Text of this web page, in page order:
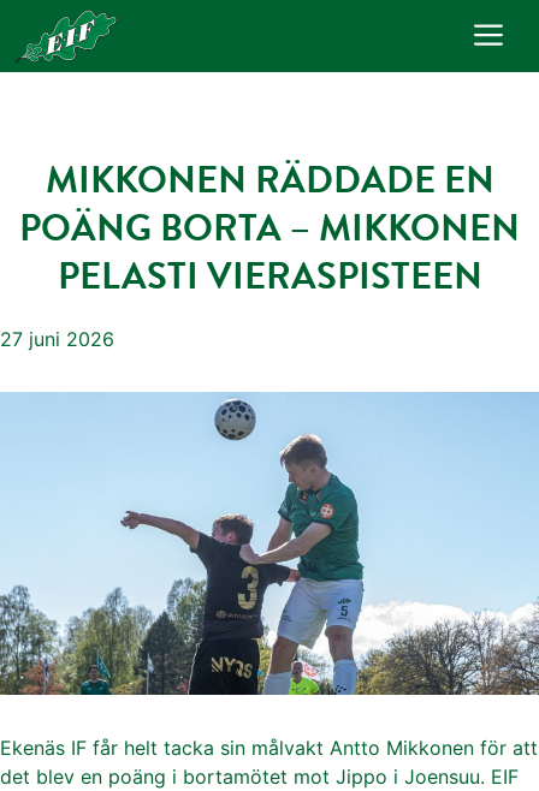
innehåll
MIKKONEN RÄDDADE EN
POÄNG BORTA – MIKKONEN
PELASTI VIERASPISTEEN
27 juni 2026
Ekenäs IF får helt tacka sin målvakt Antto Mikkonen för att
det blev en poäng i bortamötet mot Jippo i Joensuu. EIF